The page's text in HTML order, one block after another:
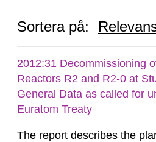
Sortera på:
2012:31 Decommissioning
Reactors R2 and R2-0 at
General Data as called for
Euratom Treaty
The report describes the